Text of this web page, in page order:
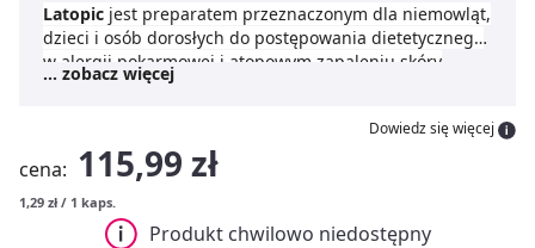
Latopic jest preparatem przeznaczonym dla niemowląt,
dzieci i osób dorosłych do postępowania dietetycznego
w alergii pokarmowej i atopowym zapaleniu skóry
(AZS).LATOPICzawiera 3 polskie, żywe i opatentowane
Lactobacillus casei ŁOCK 0919
Produkt bezglutenowy. Nie zawiera białka mleka i
laktozy.
Jedno opakowanieLatopic 90 kapsułek
trzy miesięczną suplementację. Najlepsze efekty
uzyskuje się stosując produkt przez 3 miesiące.
... zobacz więcej
Dowiedz się więcej
cena: 115,99 zł
1,29 zł / 1 kaps.
Produkt chwilowo niedostępny